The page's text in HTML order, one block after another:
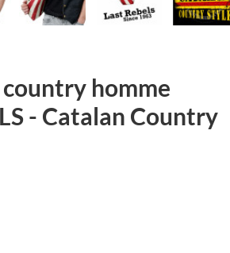
homme
- Catalan Country